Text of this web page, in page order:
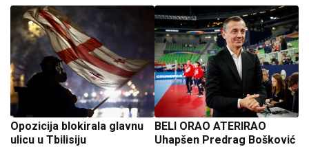
Opozicija blokirala glavnu
ulicu u Tbilisiju
BELI ORAO ATERIRAO
Uhapšen Predrag Bošković